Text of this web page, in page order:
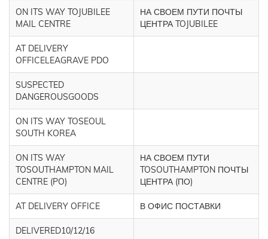
ON ITS WAY TOJUBILEE
MAIL CENTRE
НА СВОЕМ ПУТИ ПОЧТЫ
ЦЕНТРА TOJUBILEE
AT DELIVERY
OFFICELEAGRAVE PDO
SUSPECTED
DANGEROUSGOODS
ON ITS WAY TOSEOUL
SOUTH KOREA
ON ITS WAY
TOSOUTHAMPTON MAIL
CENTRE (PO)
НА СВОЕМ ПУТИ
TOSOUTHAMPTON ПОЧТЫ
ЦЕНТРА (ПО)
AT DELIVERY OFFICE В ОФИС ПОСТАВКИ
DELIVERED10/12/16